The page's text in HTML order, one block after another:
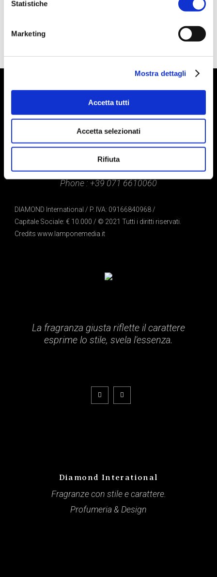
Statistiche
Marketing
Mostra dettagli
Accetta tutti
Accetta selezionati
Rifiuta
Contact
Via L. Mascheroni, 31 – 20145 Milano
E-mail:info@diamondint.it
Phone : +39 071 6610060
DIAMOND International / P. IVA: 09166840968 /
Capitale Sociale: € 10.000 / © 2021 Tutti i diritti riservati.
Credits www.lamponemedia.it
La fragranza giusta riflette il carattere
esprime lo stile, svela l'essenza.
Diamond Interational
Fragranze con stile e carattere.
Profumeria & Design